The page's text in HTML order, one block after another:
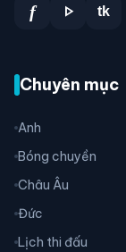
f play_arrow tk
Chuyên mục
Anh
Bóng chuyền
Châu Âu
Đức
Lịch thi đấu